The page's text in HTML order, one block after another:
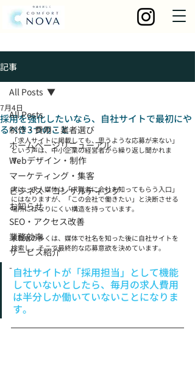
記事
All Posts
制作・費用・業者選び
ホームページリニューアル
Webデザイン・制作
マーケティング・集客
ビジネス・コンサルティング
お知らせ
SEO・アクセス改善
業務効率
サービス紹介
-
All Posts
採用を強化したいなら、自社サイトで最初にや
るべき3つのこと
7月4日
「求人サイトに掲載しても、思うような応募が来ない」
という声は、中小企業の経営者から繰り返し聞かれま
す。
実は、求人媒体は「求職者に会社を知ってもらう入口」
にはなりますが、「この会社で働きたい」と決断させる
場所にはなりにくい構造を持っています。
求職者の多くは、媒体で社名を知った後に自社サイトを
検索し、そこで最終的な応募意欲を決めています。
自社サイトが「採用担当」として機能
していないとしたら、毎月の求人費用
は半分しか働いていないことになりま
す。